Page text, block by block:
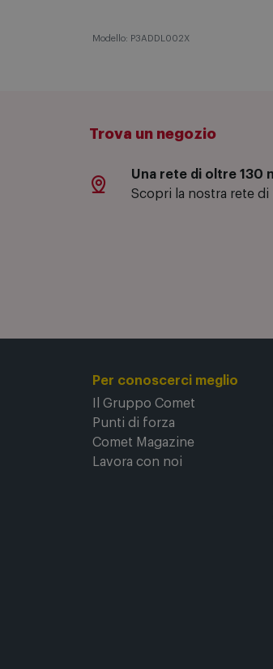
Una rete di oltre 130
Per conoscerci meglio
Il Gruppo Comet
Punti di forza
Comet Magazine